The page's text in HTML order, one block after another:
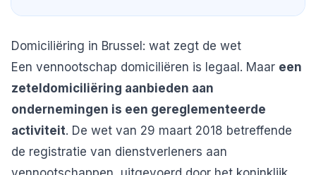
Domiciliëring in Brussel: wat zegt de wet
Een vennootschap domiciliëren is legaal. Maar een
zeteldomiciliëring aanbieden aan
ondernemingen is een gereglementeerde
activiteit. De wet van 29 maart 2018 betreffende
de registratie van dienstverleners aan